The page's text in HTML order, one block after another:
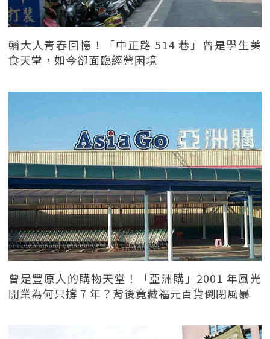
輔大人青春回憶！「中正路 514 巷」曾是學生美
食天堂，如今卻面臨經營困境
曾是豐原人的購物天堂！「亞洲購」2001 年風光
開業為何只撐 7 年？背後竟藏福元百貨倒閉風暴